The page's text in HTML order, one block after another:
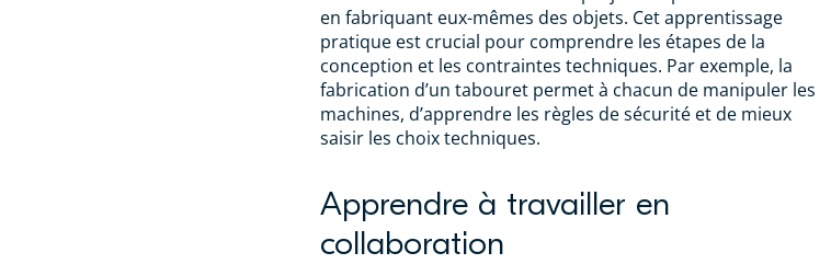
en fabriquant eux-mêmes des objets. Cet apprentissage
pratique est crucial pour comprendre les étapes de la
conception et les contraintes techniques. Par exemple, la
fabrication d’un tabouret permet à chacun de manipuler les
machines, d’apprendre les règles de sécurité et de mieux
saisir les choix techniques.
Apprendre à travailler en
collaboration